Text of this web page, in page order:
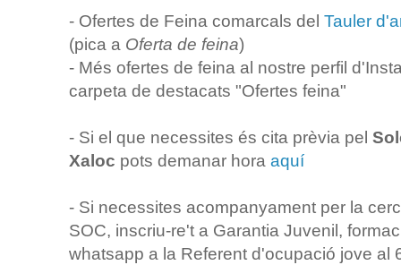
- Ofertes de Feina comarcals del Tauler
(pica a Oferta de feina)
- Més ofertes de feina al nostre perfil
carpeta de destacats "Ofertes feina"
- Si el que necessites és cita prèvia pel
Xaloc pots demanar hora aquí
- Si necessites acompanyament per la
SOC, inscriu-re't a Garantia Juvenil,
whatsapp a la Referent d'ocupació jove al